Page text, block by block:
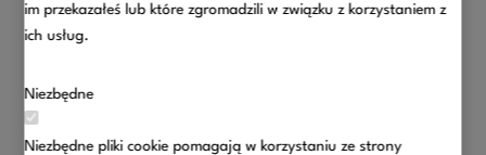
im przekazałeś lub które zgromadzili w związku z korzystaniem z
ich usług.
Niezbędne
Niezbędne pliki cookie pomagają w korzystaniu ze strony